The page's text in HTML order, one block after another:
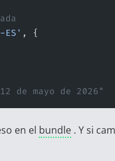
ES' , {
de mayo de 2026"
en el bundle . Y si